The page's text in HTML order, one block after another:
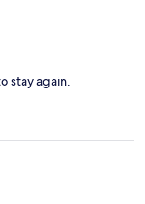
stay again.